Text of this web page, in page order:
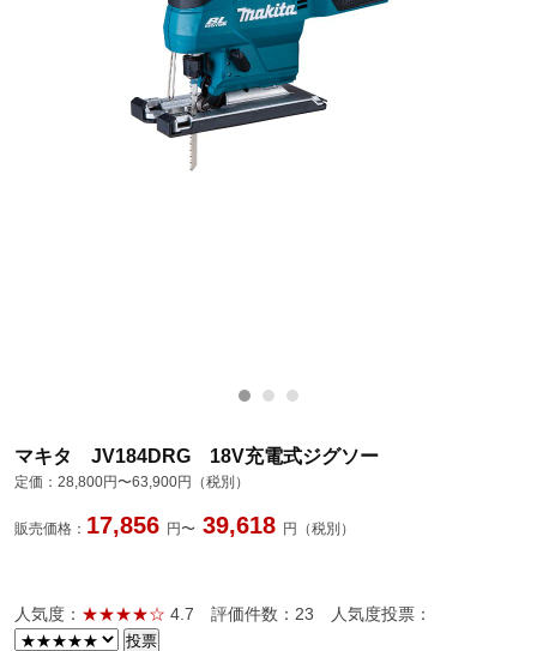
マキタ JV184DRG 18V充電式ジグソー
定価： 28,800円〜63,900円（税別）
販売価格： 17,856 円〜 39,618 円（税別）
人気度： ★★★★☆ 4.7 評価件数：23 人気度投票：